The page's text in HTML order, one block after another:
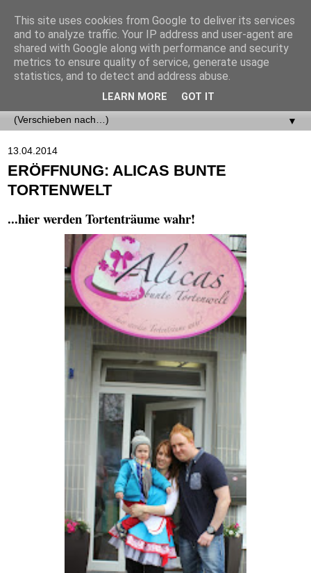
▼
13.04.2014
ERÖFFNUNG: ALICAS BUNTE
TORTENWELT
...hier werden Tortenträume wahr!
This site uses cookies from Google to deliver its services
and to analyze traffic. Your IP address and user-agent are
shared with Google along with performance and security
metrics to ensure quality of service, generate usage
statistics, and to detect and address abuse.
LEARN MORE GOT IT